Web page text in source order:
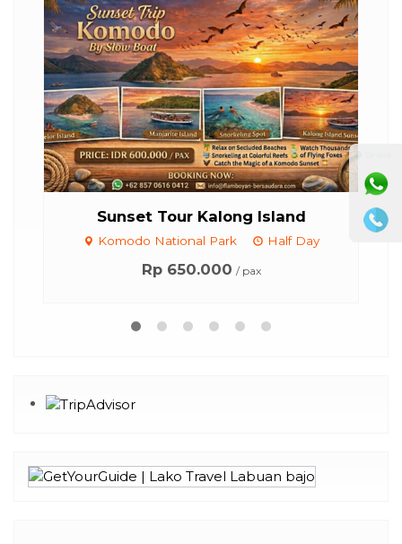
Sunset Tour Kalong Island
Komodo National Park Half Day
Rp 650.000 / pax
⚫ Online